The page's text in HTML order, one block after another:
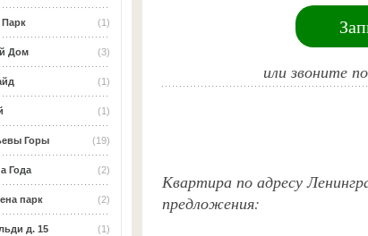
(1)
(3)
Дом
(1)
(1)
(19)
Горы
(2)
Года
(2)
парк
(1)
д. 15
или звоните
Квартира по адресу
предложения: